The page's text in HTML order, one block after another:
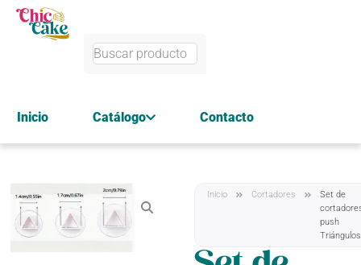
Inicio Catálogo Contacto
Inicio Cortadores
Set de
push
Triángulos